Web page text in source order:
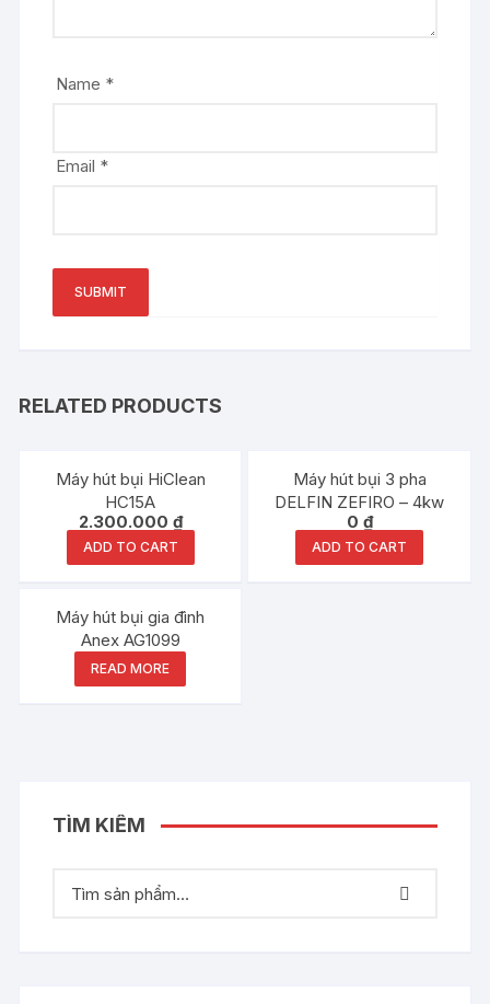
Name *
Email *
RELATED PRODUCTS
Máy hút bụi HiClean
HC15A
2.300.000 ₫
ADD TO CART
Máy hút bụi 3 pha
DELFIN ZEFIRO – 4kw
0 ₫
ADD TO CART
Máy hút bụi gia đình
Anex AG1099
READ MORE
TÌM KIẾM